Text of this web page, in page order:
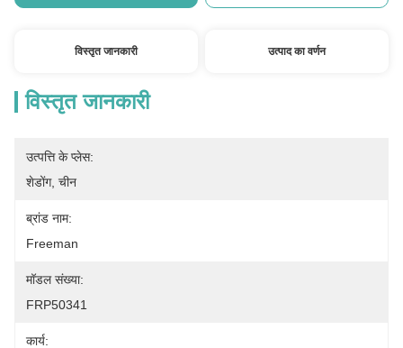
विस्तृत जानकारी उत्पाद का वर्णन
विस्तृत जानकारी
उत्पत्ति के प्लेस:
शेडोंग, चीन
ब्रांड नाम:
Freeman
मॉडल संख्या:
FRP50341
कार्य: